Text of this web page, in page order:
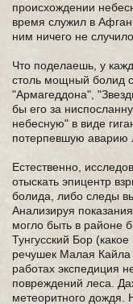
происхождении
время служил в
ним ничего не
Что поделаешь, у
столь мощный болид
"Армагеддона",
бы его за
небесную" в виде
потерпевшую аварию
Естественно,
отыскать эпицентр
болида, либо следы
Анализируя
могло быть в районе
Тунгусский Бор
речушек Малая
работах экспедиция
повреждений леса.
метеоритного дождя.